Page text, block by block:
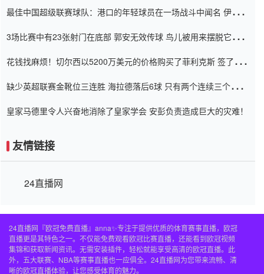
最佳中国超级联赛球队：港口的年轻球员在一场战斗中闻名 伊万放
3场比赛中有23张射门在底部 郭安无效传球 鸟儿被用来摆脱它
花钱找麻烦！切尔西以5200万美元的价格购买了菲利克斯 签了7年
缺少英超联赛金靴位三连胜 海拉德落后6球 只有两个连续三个连续
皇家马德里令人兴奋地消除了皇家学会 安彭负责造成巨大的灾难！
友情链接
24直播网
24直播网『欧冠免费直播』anna✨专注于提供优质的体育赛事直播，欧冠
直播更是其特色之一。不仅能免费观看欧冠比赛直播，还能看到欧冠视频
集锦和获取新闻资讯。无需安装插件，轻松就能享受高清的欧冠直播。此
外，五大联赛、NBA等赛事直播也一应俱全。24直播网为您带来流畅、清
晰的欧冠直播体验，让您感受体育的魅力。